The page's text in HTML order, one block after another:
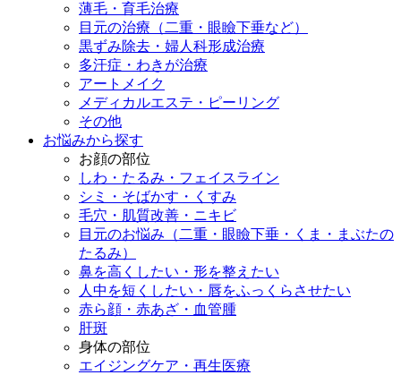
薄毛・育毛治療
目元の治療（二重・眼瞼下垂など）
黒ずみ除去・婦人科形成治療
多汗症・わきが治療
アートメイク
メディカルエステ・ピーリング
その他
お悩みから探す
お顔の部位
しわ・たるみ・フェイスライン
シミ・そばかす・くすみ
毛穴・肌質改善・ニキビ
目元のお悩み（二重・眼瞼下垂・くま・まぶたの
たるみ）
鼻を高くしたい・形を整えたい
人中を短くしたい・唇をふっくらさせたい
赤ら顔・赤あざ・血管腫
肝斑
身体の部位
エイジングケア・再生医療